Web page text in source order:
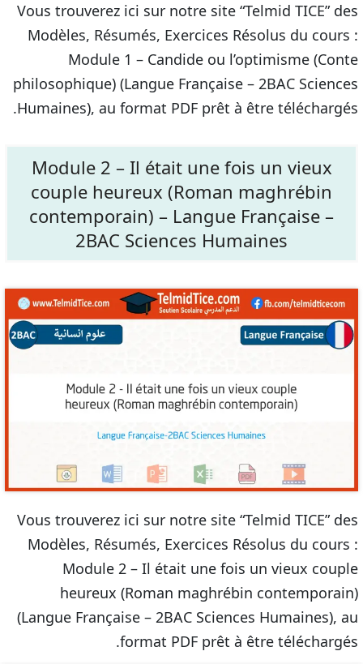
Vous trouverez ici sur notre site “Telmid TICE” des
Modèles, Résumés, Exercices Résolus du cours :
Module 1 – Candide ou l’optimisme (Conte
philosophique) (Langue Française – 2BAC Sciences
Humaines), au format PDF prêt à être téléchargés.
Module 2 – Il était une fois un vieux
couple heureux (Roman maghrébin
contemporain) – Langue Française –
2BAC Sciences Humaines
Vous trouverez ici sur notre site “Telmid TICE” des
Modèles, Résumés, Exercices Résolus du cours :
Module 2 – Il était une fois un vieux couple
heureux (Roman maghrébin contemporain)
(Langue Française – 2BAC Sciences Humaines), au
format PDF prêt à être téléchargés.